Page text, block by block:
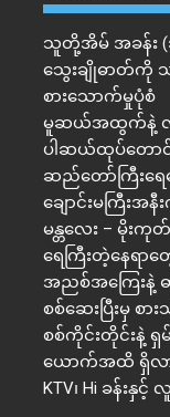
သူတို့အိမ် အခန်း (
သွေးချိုဓာတ်ကို
စားသောက်မှုပုံစံ
မူဆယ်အထွက်နဲ့ လာ
ပါဆယ်ထုပ်တောင်
ဆည်တော်ကြီးရေ
ချောင်းမကြီးအနီ
မန္တလေး – မိုးကု
ရေကြီးတဲ့​နေရာ​
အညစ်အကြေးနဲ့ ဓ
စစ်ဆေးပြီးမှ စာ
စစ်ကိုင်းတိုင်းနဲ့ ရှ
ယောက်အထိ ရှိလ
KTV၊ Hi ခန်းနှင့်